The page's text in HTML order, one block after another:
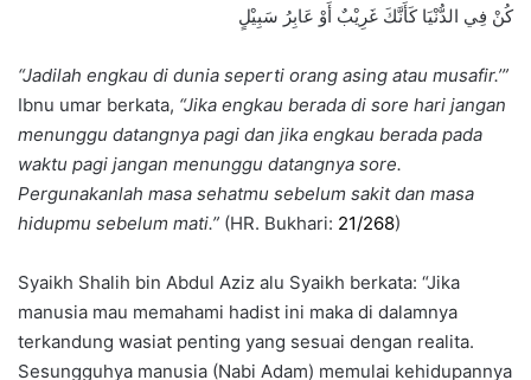
كُنْ فِي الدُّنْيَا كَأَنَّكَ غَرِيْبٌ أَوْ عَابِرُ سَبِيْلٍ
“Jadilah engkau di dunia seperti orang asing atau musafir.’”
Ibnu umar berkata, “Jika engkau berada di sore hari jangan
menunggu datangnya pagi dan jika engkau berada pada
waktu pagi jangan menunggu datangnya sore.
Pergunakanlah masa sehatmu sebelum sakit dan masa
hidupmu sebelum mati.” (HR. Bukhari: 21/268)
Syaikh Shalih bin Abdul Aziz alu Syaikh berkata: “Jika
manusia mau memahami hadist ini maka di dalamnya
terkandung wasiat penting yang sesuai dengan realita.
Sesungguhya manusia (Nabi Adam) memulai kehidupannya